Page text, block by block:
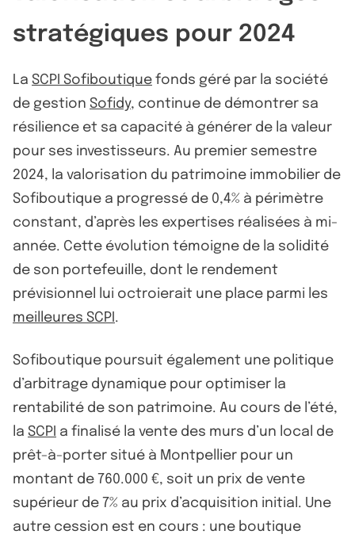
stratégiques pour 2024
La SCPI Sofiboutique fonds géré par la société
de gestion Sofidy, continue de démontrer sa
résilience et sa capacité à générer de la valeur
pour ses investisseurs. Au premier semestre
2024, la valorisation du patrimoine immobilier de
Sofiboutique a progressé de 0,4% à périmètre
constant, d’après les expertises réalisées à mi-
année. Cette évolution témoigne de la solidité
de son portefeuille, dont le rendement
prévisionnel lui octroierait une place parmi les
meilleures SCPI .
Sofiboutique poursuit également une politique
d’arbitrage dynamique pour optimiser la
rentabilité de son patrimoine. Au cours de l’été,
la SCPI a finalisé la vente des murs d’un local de
prêt-à-porter situé à Montpellier pour un
montant de 760.000 €, soit un prix de vente
supérieur de 7% au prix d’acquisition initial. Une
autre cession est en cours : une boutique